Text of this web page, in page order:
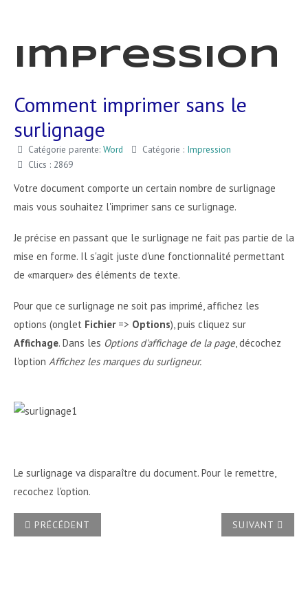
Impression
Comment imprimer sans le
surlignage
Catégorie parente: Word Catégorie : Impression
Clics : 2869
Votre document comporte un certain nombre de surlignage
mais vous souhaitez l'imprimer sans ce surlignage.
Je précise en passant que le surlignage ne fait pas partie de la
mise en forme. Il s'agit juste d'une fonctionnalité permettant
de «marquer» des éléments de texte.
Pour que ce surlignage ne soit pas imprimé, affichez les
options (onglet Fichier => Options), puis cliquez sur
Affichage. Dans les Options d'affichage de la page, décochez
l'option Affichez les marques du surligneur.
Le surlignage va disparaître du document. Pour le remettre,
recochez l'option.
ARTICLE PRÉCÉDENT : COMMENT IMPRIMER MON
PRÉCÉDENT ARTICLE
SUIVANT